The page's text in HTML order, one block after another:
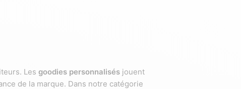
Les goodies personnalisés jouent
de la marque. Dans notre catégorie